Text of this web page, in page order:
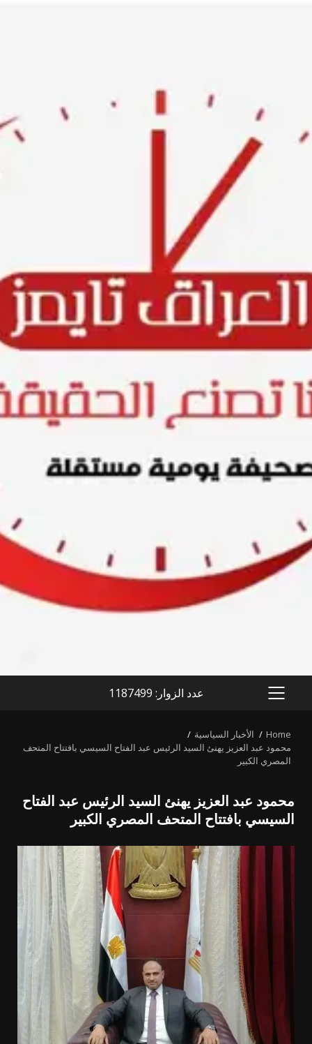
PRIMARY
عدد الزوار: 1187499
Home
الأخبار السياسية
محمود عبد العزيز يهنئ السيد الرئيس عبد الفتاح السيسي بافتتاح المتحف
المصري الكبير
محمود عبد العزيز يهنئ السيد الرئيس عبد الفتاح
السيسي بافتتاح المتحف المصري الكبير